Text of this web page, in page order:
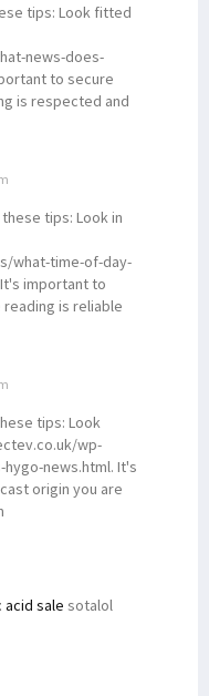
tips: Look fitted
news-does-
to secure
is respected and
tips: Look in
what-time-of-day-
important to
is reliable
tips: Look
wp-
news.html. It's
origin you are
sale sotalol